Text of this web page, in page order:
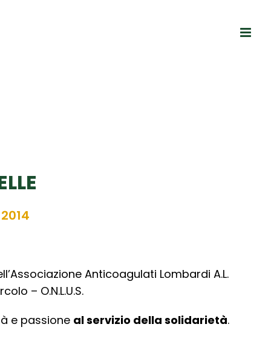
Anticoagulati Lombardi A.L.
– O.N.L.U.S.
e passione alservizio della solidarietà.